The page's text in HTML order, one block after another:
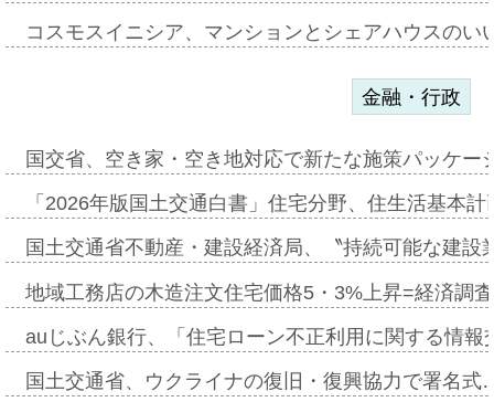
コスモスイニシア、マンションとシェアハウスの
金融・行政
国交省、空き家・空き地対応で新たな施策パッケ
「2026年版国土交通白書」住宅分野、住生活基本
国土交通省不動産・建設経済局、〝持続可能な建
地域工務店の木造注文住宅価格5・3%上昇=経済調
auじぶん銀行、「住宅ローン不正利用に関する情
国土交通省、ウクライナの復旧・復興協力で署名